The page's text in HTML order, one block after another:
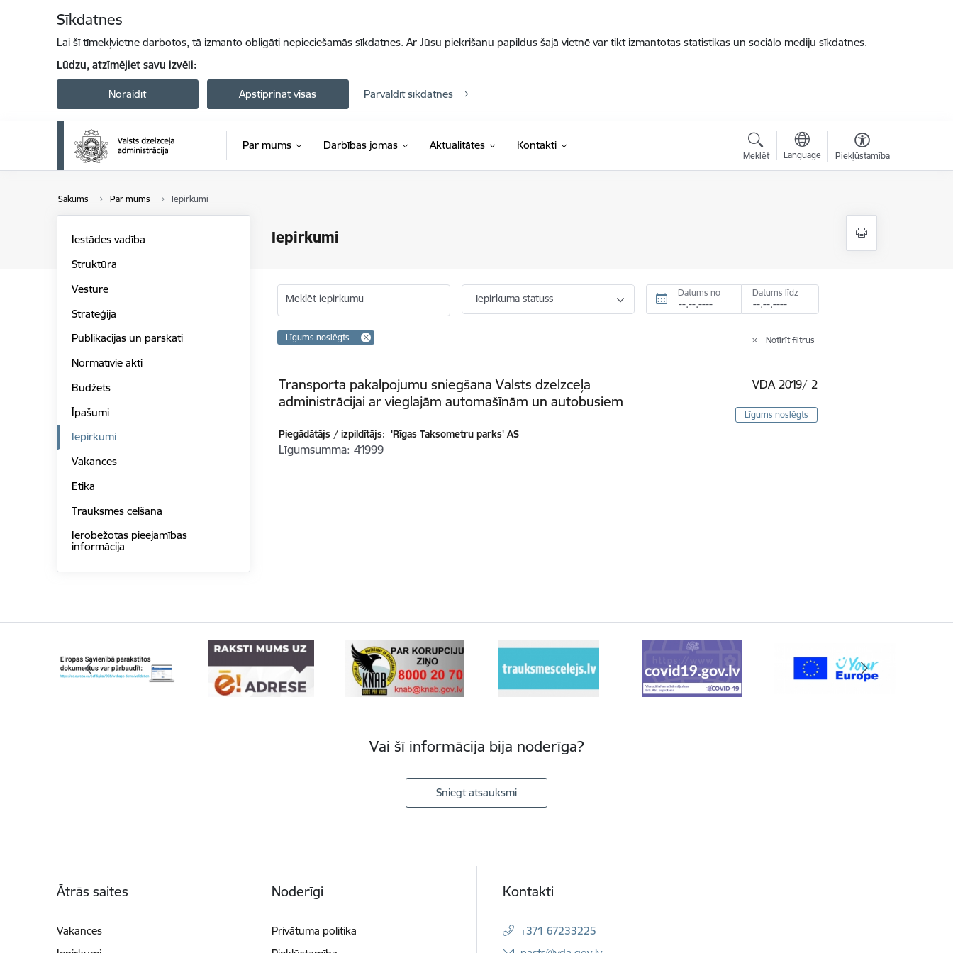
Sīkdatnes
Lai šī tīmekļvietne darbotos, tā izmanto obligāti nepieciešamās sīkdatnes. Ar Jūsu piekrišanu papildus šajā vietnē var tikt izmantotas statistikas un sociālo mediju sīkdatnes.
Lūdzu, atzīmējiet savu izvēli:
Noraidīt Apstiprināt visas Pārvaldīt sīkdatnes
Par mums Darbības jomas Aktualitātes Kontakti
Meklēt Language Piekļūstamība
Sākums Par mums Iepirkumi
Iepirkumi
Iestādes vadība
Struktūra
Vēsture
Stratēģija
Publikācijas un pārskati
Normatīvie akti
Budžets
Īpašumi
Iepirkumi
Vakances
Ētika
Trauksmes celšana
Ierobežotas pieejamības
informācija
Meklēt iepirkumu Iepirkuma statuss Datums no Datums līdz
Līgums noslēgts Notīrīt filtrus
Transporta pakalpojumu sniegšana Valsts dzelzceļa
administrācijai ar vieglajām automašīnām un autobusiem
Piegādātājs / izpildītājs: 'Rīgas Taksometru parks' AS
Līgumsumma 41999
VDA 2019/ 2
Līgums noslēgts
Vai šī informācija bija noderīga?
Sniegt atsauksmi
Ātrās saites
Vakances
Noderīgi
Privātuma politika
Kontakti
+371 67233225